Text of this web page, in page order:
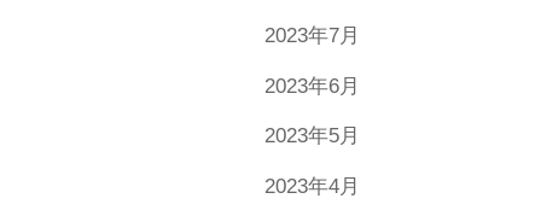
2023年7月
2023年6月
2023年5月
2023年4月